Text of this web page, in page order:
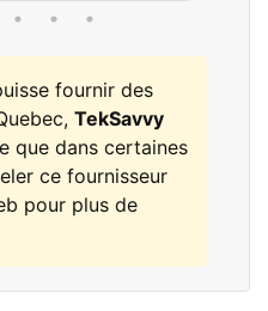
fournir des
TekSavvy
que dans certaines
ce fournisseur
pour plus de